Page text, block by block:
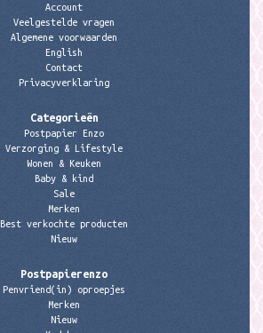
Account
Veelgestelde vragen
Algemene voorwaarden
English
Contact
Privacyverklaring
Categorieën
Postpapier Enzo
Verzorging & Lifestyle
Wonen & Keuken
Baby & kind
Sale
Merken
Best verkochte producten
Nieuw
Postpapierenzo
Penvriend(in) oproepjes
Merken
Nieuw